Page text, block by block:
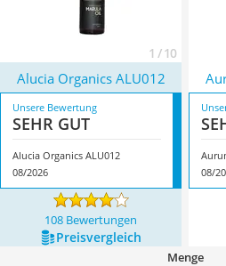
1 / 10
Alucia Organics ALU012
Unsere Bewertung
SEHR GUT
Alucia Organics ALU012
08/2026
08/
108 Bewertungen
Preis­vergleich
Menge